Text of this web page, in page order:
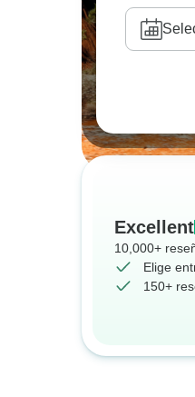
Excellent
10,000+
Elige
150+